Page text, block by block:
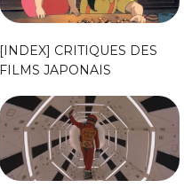
[INDEX] CRITIQUES DES
FILMS JAPONAIS